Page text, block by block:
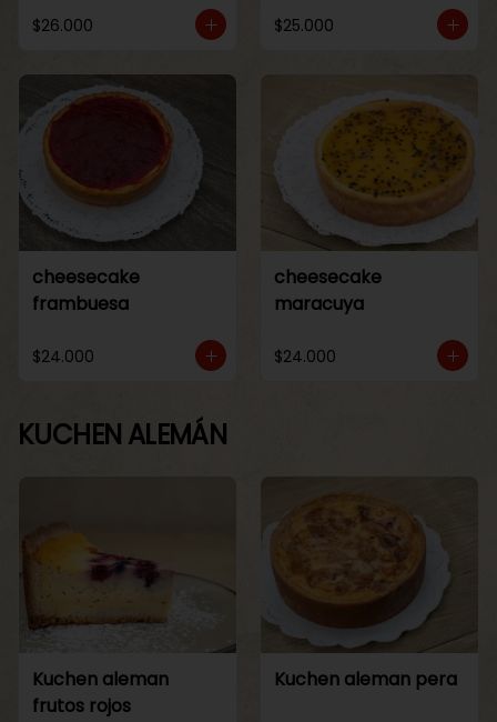
$26.000 $25.000
cheesecake
frambuesa
$24.000
cheesecake
maracuya
$24.000
KUCHEN ALEMÁN
Kuchen aleman
frutos rojos
Kuchen aleman pera